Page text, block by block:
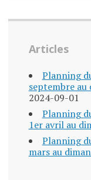
Articles
Planning
septembre au
2024-09-01
Planning
1er avril au
Planning
mars au